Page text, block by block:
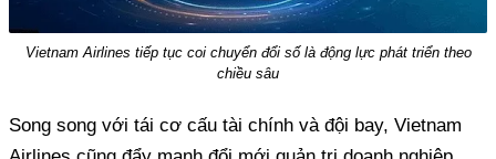
Vietnam Airlines tiếp tục coi chuyển đổi số là động lực phát triển theo
chiều sâu
Song song với tái cơ cấu tài chính và đội bay, Vietnam